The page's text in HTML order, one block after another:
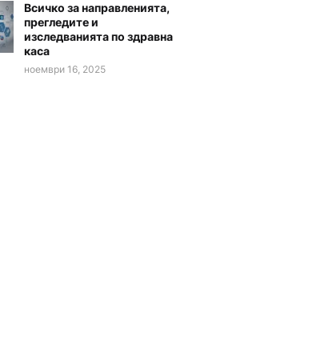
Всичко за направленията,
прегледите и
изследванията по здравна
каса
ноември 16, 2025